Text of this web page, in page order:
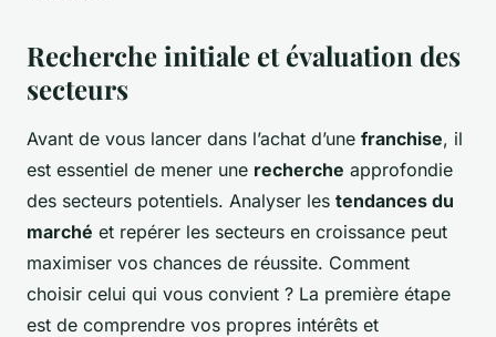
Recherche initiale et évaluation des
secteurs
Avant de vous lancer dans l’achat d’une franchise, il
est essentiel de mener une recherche approfondie
des secteurs potentiels. Analyser les tendances du
marché et repérer les secteurs en croissance peut
maximiser vos chances de réussite. Comment
choisir celui qui vous convient ? La première étape
est de comprendre vos propres intérêts et